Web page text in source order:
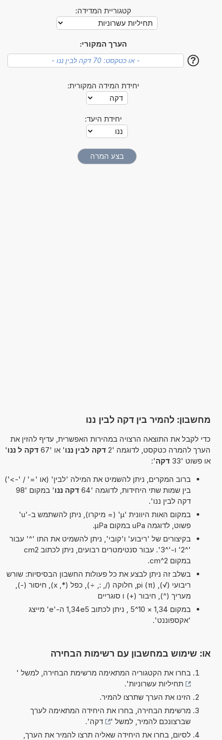
קטגוריית המדידה:
הערך המקורי:
?
יחידת המידה המקורית:
יחידת היעד:
מחשבון: להמיר בין דקה לבין ננו
כדי לקבל את התוצאה הרצויה במהירות האפשרית, עדיף להזין את
הערך להמרה כטקסט, לדוגמה '2
דקה לבין ננו' או '67 דקה ל ננו'
או פשוט '33
דקה':
ברוב המקרים, ניתן להשמיט את המילה 'לבין' (או '=' / '->')
בין שמות שתי היחידות, לדוגמה '64
דקה ננו
' במקום '98
דקה לבין ננו'.
במקום האות היוונית 'µ' (= מיקרו), ניתן להשתמש ב-'u'
פשוט, לדוגמה uPa במקום µPa.
בקיצורים של 'ריבוע' ו'קובי', ניתן להשמיט את התו '^' עבור
'^2' ו-'^3'. עבור סנטימטרים רבועים, ניתן לכתוב cm2
במקום cm^2.
בשלב זה ניתן לבצע את כל פעולות החשבון הבסיסיות: שורש
ריבועי (√), pi (π), חלוקה (/, :, ÷), כפל (*, x), חיסור (-),
מעריך (^), חיבור (+) ו סוגריים
במקום 1,34 × 10^5 , ניתן לכתוב 1,34e5 ה-'e' מייצג
'אקספוננט'.
או: שימוש במחשבון עם רשימות הבחירה
בחרו את הקטגוריה המתאימה מרשימת הבחירה, למשל '
תחיליות עשרוניות'.
הזינו את הערך שתרצו להמיר.
מרשימת הבחירה, בחרו את היחידה המתאימה לערך
שברצונכם להמיר, למשל '
דקה'.
לסיום, בחרו את היחידה שאליה תרצו להמיר את הערך,